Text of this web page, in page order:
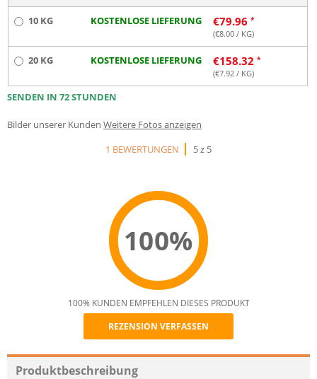
10 KG KOSTENLOSE LIEFERUNG €79.96
(€8.00 / KG)
20 KG KOSTENLOSE LIEFERUNG €158.32
(€7.92 / KG)
SENDEN IN 72 STUNDEN
Bilder unserer Kunden Weitere Fotos anzeigen
1 BEWERTUNGEN
5 z 5
100%
Recommend
100% KUNDEN EMPFEHLEN DIESES PRODUKT
REZENSION VERFASSEN
Produktbeschreibung